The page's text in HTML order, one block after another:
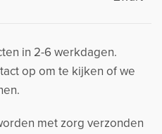
in 2-6 werkdagen.
op om te kijken of we
met zorg verzonden